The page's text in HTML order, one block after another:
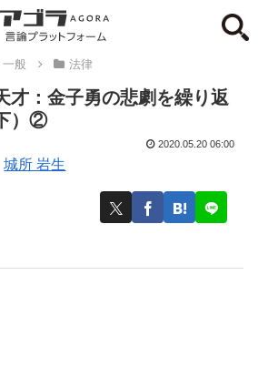
般 法律
才：金子勇の悲劇を繰り返
）②
城所 岩生
2020.05.20 06:00